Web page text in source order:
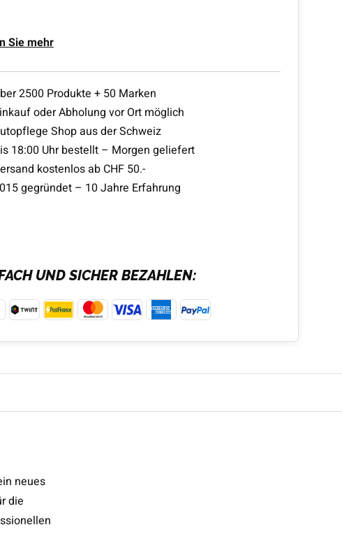
Sie mehr
2500 Produkte + 50 Marken
oder Abholung vor Ort möglich
Shop aus der Schweiz
18:00 Uhr bestellt – Morgen geliefert
kostenlos ab CHF 50.-
gegründet – 10 Jahre Erfahrung
UND SICHER BEZAHLEN:
neues
die